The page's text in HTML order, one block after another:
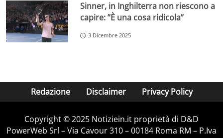
Sinner, in Inghilterra non riescono a
capire: ”È una cosa ridicola”
3 Dicembre 2025
Redazione Disclaimer Privacy Policy
Copyright © 2025 Notiziein.it proprietà di D&D
PowerWeb Srl – Via Cavour 310 – 00184 Roma RM – P.Iva